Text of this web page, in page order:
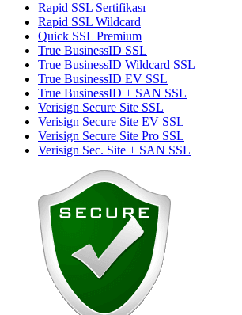
Rapid SSL Sertifikası
Rapid SSL Wildcard
Quick SSL Premium
True BusinessID SSL
True BusinessID Wildcard SSL
True BusinessID EV SSL
True BusinessID + SAN SSL
Verisign Secure Site SSL
Verisign Secure Site EV SSL
Verisign Secure Site Pro SSL
Verisign Sec. Site + SAN SSL